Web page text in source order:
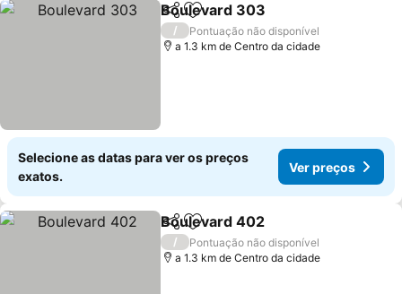
PartilharAdicionar aos favoritos
Boulevard 303
/
Pontuação não disponível
a 1.3 km de Centro da cidade
Selecione as datas para ver os preços
exatos.
Ver preços
PartilharAdicionar aos favoritos
Boulevard 402
/
Pontuação não disponível
a 1.3 km de Centro da cidade